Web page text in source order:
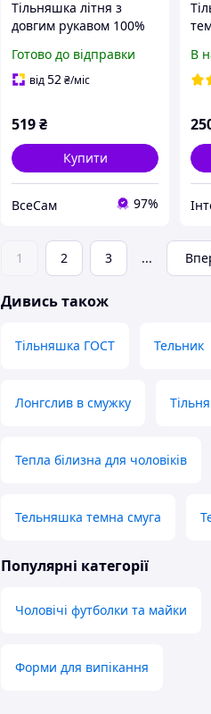
Тільняшка літня з
довгим рукавом 100%
(чорна, морська піхота)
Готово до відправки
від52₴/міс
519₴
Купити
ВсеСам 97%
В
1 2 3 ...
Дивись також
Тільняшка ГОСТ Тельник
Лонгслив в смужку
Тепла білизна для чоловіків
Тельняшка темна смуга
Популярні категорії
Чоловічі футболки та майки
Форми для випікання